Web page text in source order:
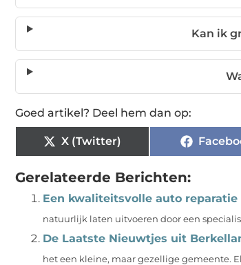
Kan ik
Goed artikel? Deel hem dan op:
X (Twitter)
Gerelateerde Berichten:
Een kwaliteitsvolle auto
natuurlijk laten uitvoeren door een
De Laatste Nieuwtjes uit
het een kleine, maar gezellige gemeente.